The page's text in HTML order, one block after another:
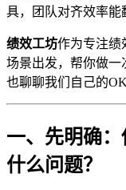
具，团队对齐效率能
绩效工坊作为专注绩
场景出发，帮你做一
也聊聊我们自己的
一、先明确
什么问题？